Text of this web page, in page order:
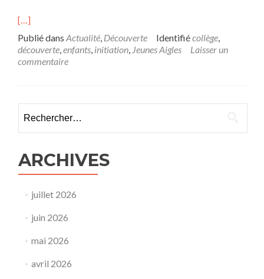
[…]
Publié dans Actualité, Découverte Identifiécollège,
découverte,enfants, initiation, Jeunes Aigles
Laisser un
commentaire
ARCHIVES
juillet 2026
juin 2026
mai 2026
avril 2026